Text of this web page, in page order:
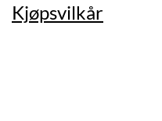
Kjøpsvilkår